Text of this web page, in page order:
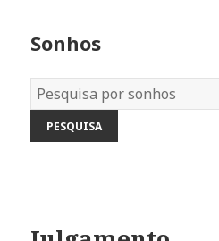
Sonhos
Dicionário
dos
Sonhos: